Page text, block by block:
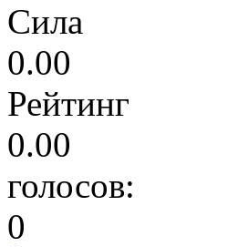
Сила
0.00
Рейтинг
0.00
голосов:
0